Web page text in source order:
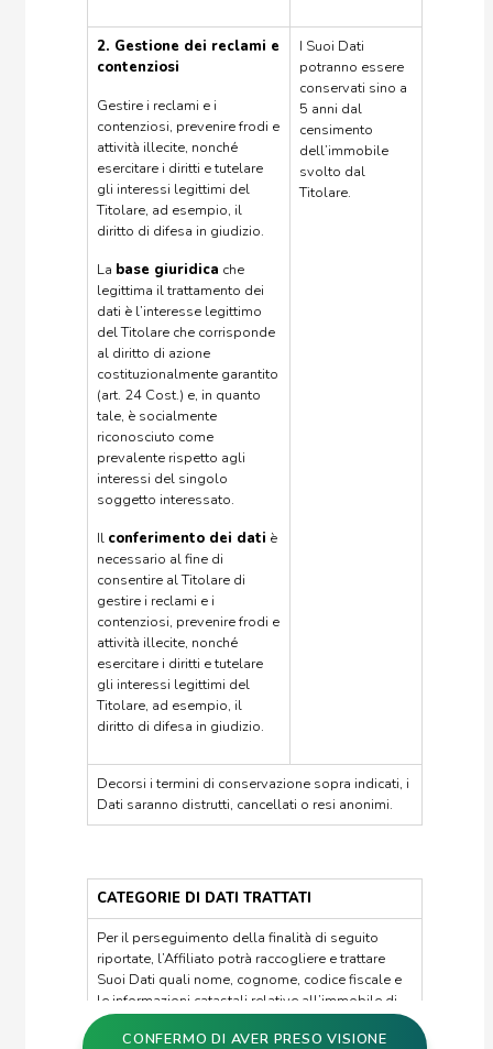
2. Gestione dei reclami e
contenziosi
Gestire i reclami e i
contenziosi, prevenire frodi e
attività illecite, nonché
esercitare i diritti e tutelare
gli interessi legittimi del
Titolare, ad esempio, il
diritto di difesa in giudizio.
La base giuridica che
legittima il trattamento dei
dati è l’interesse legittimo
del Titolare che corrisponde
al diritto di azione
costituzionalmente garantito
(art. 24 Cost.) e, in quanto
tale, è socialmente
riconosciuto come
prevalente rispetto agli
interessi del singolo
soggetto interessato.
Il conferimento dei dati è
necessario al fine di
consentire al Titolare di
gestire i reclami e i
contenziosi, prevenire frodi e
attività illecite, nonché
esercitare i diritti e tutelare
gli interessi legittimi del
Titolare, ad esempio, il
diritto di difesa in giudizio.
I Suoi Dati
potranno essere
conservati sino a
5 anni dal
censimento
dell’immobile
svolto dal
Titolare.
Decorsi i termini di conservazione sopra indicati, i
Dati saranno distrutti, cancellati o resi anonimi.
CATEGORIE DI DATI TRATTATI
Per il perseguimento della finalità di seguito
riportate, l’Affiliato potrà raccogliere e trattare
Suoi Dati quali nome, cognome, codice fiscale e
le informazioni catastali relative all’immobile di
Sua proprietà, così come presenti all’interno della
visura catastale estratta dai portali pubblici
CONFERMO DI AVER PRESO VISIONE